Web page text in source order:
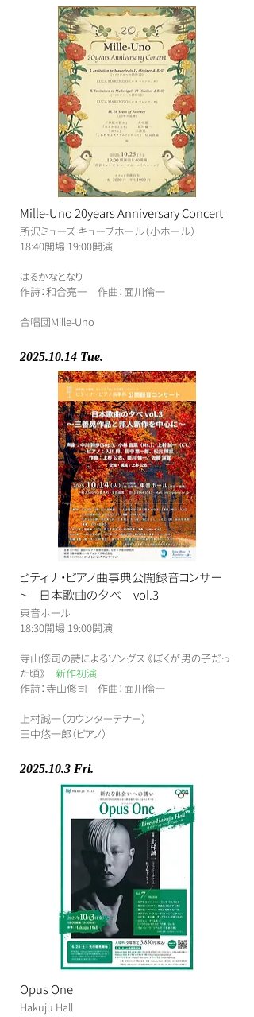
Mille-Uno 20years Anniversary Concert
所沢ミューズ キューブホール（小ホール）
​18:40開場 19:00開演
​はるかなとなり
作詩：和合亮一 作曲：面川倫一
合唱団Mille-Uno
2025.10.14 Tue.
ピティナ・ピアノ曲事典公開録音コンサー
ト 日本歌曲の夕べ vol.3
東音ホール
​18:30開場 19:00開演
​寺山修司の詩によるソングス 《ぼくが男の子だっ
た頃》 新作初演
作詩：寺山修司 作曲：面川倫一
上村誠一（カウンターテナー）
田中悠一郎（ピアノ）
2025.10.3 Fri.
Opus One
Hakuju Hall